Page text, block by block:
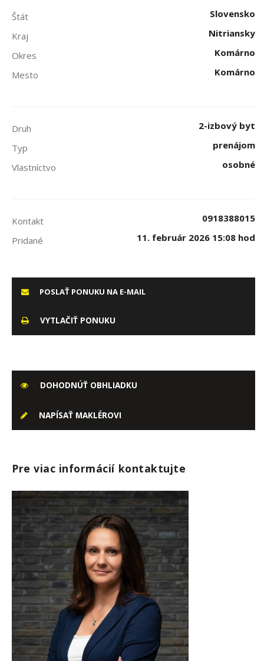
Štát
Slovensko
Kraj
Nitriansky
Okres
Komárno
Mesto
Komárno
Druh
2-izbový byt
Typ
prenájom
Vlastníctvo
osobné
Kontakt
0918388015
Pridané
11. február 2026 15:08 hod
POSLAŤ PONUKU NA E-MAIL
VYTLAČIŤ PONUKU
DOHODNÚŤ OBHLIADKU
NAPÍSAŤ MAKLÉROVI
Pre viac informácií kontaktujte